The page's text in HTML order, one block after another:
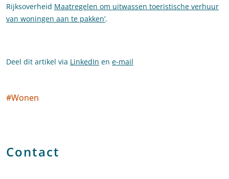
Rijksoverheid Maatregelen om uitwassen toeristische verhuur
van woningen aan te pakken’.
Deel dit artikel via LinkedIn en e-mail
Social tags
#Wonen
Contact